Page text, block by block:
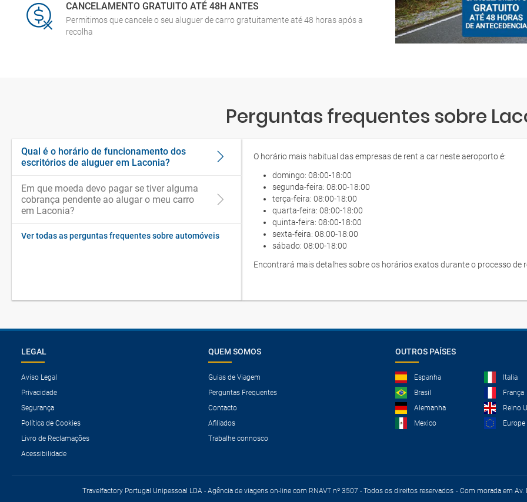
CANCELAMENTO GRATUITO ATÉ 48H ANTES
Permitimos que cancele o seu aluguer de carro gratuitamente até 48 horas após a
recolha
Perguntas frequentes sobre
Qual é o horário de funcionamento dos
escritórios de aluguer em Laconia?
Em que moeda devo pagar se tiver alguma
cobrança pendente ao alugar o meu carro
em Laconia?
Ver todas as perguntas frequentes sobre automóveis
O horário mais habitual das empresas de rent a car neste aeroporto é:
domingo: 08:00-18:00
segunda-feira: 08:00-18:00
terça-feira: 08:00-18:00
quarta-feira: 08:00-18:00
quinta-feira: 08:00-18:00
sexta-feira: 08:00-18:00
sábado: 08:00-18:00
Encontrará mais detalhes sobre os horários exatos durante o processo de
LEGAL
Aviso Legal
Privacidade
Segurança
Política de Cookies
Livro de Reclamações
Acessibilidade
QUEM SOMOS
Guias de Viagem
Perguntas Frequentes
Contacto
Afiliados
Trabalhe connosco
OUTROS PAÍSES
Espanha
Italia
Brasil
França
Alemanha
Reino
Mexico
Europe
Travelfactory Portugal Unipessoal LDA - Agência de viagens on-line com RNAVT nº 3507 - Todos os direitos reservados Com morada em Av.